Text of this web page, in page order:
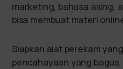
marketing, bahasa asing,
bisa membuat materi
Siapkan alat perekam
pencahayaan yang